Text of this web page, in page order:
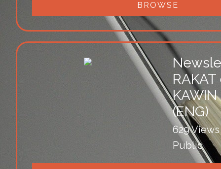
BROWSE
(ENG)
629 Views
Public